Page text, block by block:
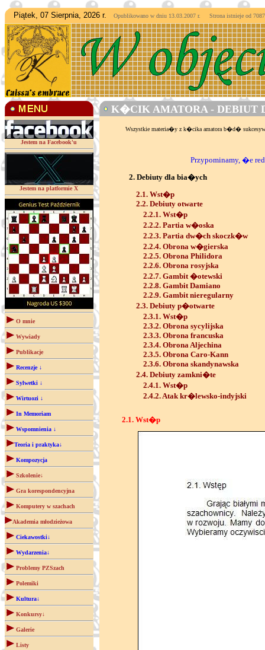
Piątek, 07 Sierpnia, 2026 r. Opublikowano w dniu 13.03.2007 r. Strona istnieje od
Jestem na Facebook'u
Jestem na platformie X
O mnie
Wywiady
Publikacje
Recenzje ↓
Sylwetki ↓
Wirtuozi ↓
In Memoriam
Wspomnienia ↓
Teoria i praktyka↓
Kompozycja
Szkolenie↓
Gra korespondencyjna
Komputery w szachach
Akademia młodzieżowa
Ciekawostki↓
Wydarzenia↓
Problemy PZSzach
Polemiki
Kultura↓
Konkursy↓
Galerie
Listy
K�CIK AMATORA - DEBIUT
Wszystkie materia�y z k�cika amatora b�d�
Przypominamy, �e
2. Debiuty dla bia�ych
2.1. Wst�p
2.2. Debiuty otwarte
2.2.1. Wst�p
2.2.2. Partia w�oska
2.2.3. Partia dw�ch skoczk�w
2.2.4. Obrona w�gierska
2.2.5. Obrona Philidora
2.2.6. Obrona rosyjska
2.2.7. Gambit �otewski
2.2.8. Gambit Damiano
2.2.9. Gambit nieregularny
2.3. Debiuty p�otwarte
2.3.1. Wst�p
2.3.2. Obrona sycylijska
2.3.3. Obrona francuska
2.3.4. Obrona Aljechina
2.3.5. Obrona Caro-Kann
2.3.6. Obrona skandynawska
2.4. Debiuty zamkni�te
2.4.1. Wst�p
2.4.2. Atak kr�lewsko-indyjski
2.1. Wst�p